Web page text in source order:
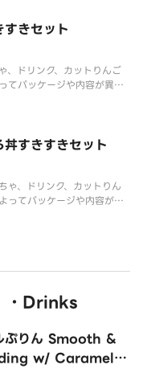
きセット
、ドリンク、カットりんご
てパッケージや内容が異な
すきすきセット
ゃ、ドリンク、カットりん
ってパッケージや内容が異
・Drinks
ぷりん Smooth &
w/ Caramel S